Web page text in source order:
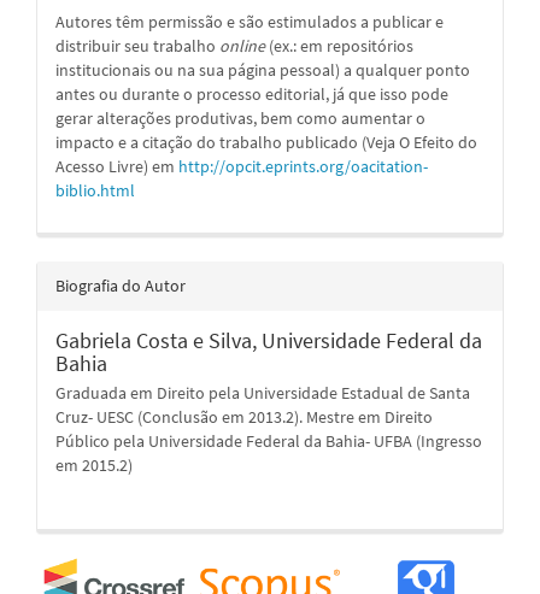
Autores têm permissão e são estimulados a publicar e
distribuir seu trabalho online(ex.: em repositórios
institucionais ou na sua página pessoal) a qualquer ponto
antes ou durante o processo editorial, já que isso pode
gerar alterações produtivas, bem como aumentar o
impacto e a citação do trabalho publicado (Veja O Efeito do
Acesso Livre) em http://opcit.eprints.org/oacitation-
biblio.html
Biografia do Autor
Gabriela Costa e Silva, Universidade Federal da
Bahia
Graduada em Direito pela Universidade Estadual de Santa
Cruz- UESC (Conclusão em 2013.2). Mestre em Direito
Público pela Universidade Federal da Bahia- UFBA (Ingresso
em 2015.2)